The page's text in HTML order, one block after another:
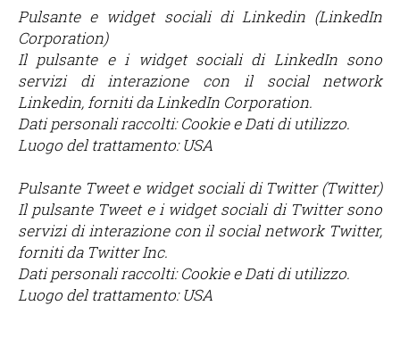
Pulsante e widget sociali di Linkedin (LinkedIn
Corporation)
Il pulsante e i widget sociali di LinkedIn sono
servizi di interazione con il social network
Linkedin, forniti da LinkedIn Corporation.
Dati personali raccolti: Cookie e Dati di utilizzo.
Luogo del trattamento: USA
Pulsante Tweet e widget sociali di Twitter (Twitter)
Il pulsante Tweet e i widget sociali di Twitter sono
servizi di interazione con il social network Twitter,
forniti da Twitter Inc.
Dati personali raccolti: Cookie e Dati di utilizzo.
Luogo del trattamento: USA